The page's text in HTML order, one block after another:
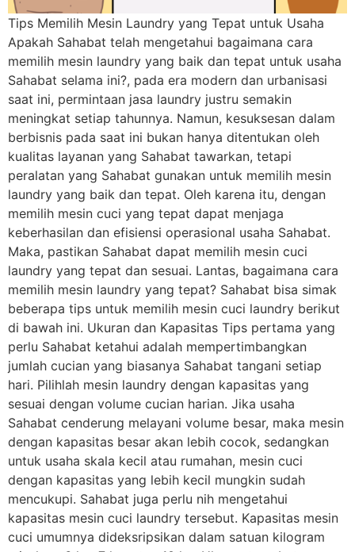
Tips Memilih Mesin Laundry yang Tepat untuk Usaha
Apakah Sahabat telah mengetahui bagaimana cara
memilih mesin laundry yang baik dan tepat untuk usaha
Sahabat selama ini?, pada era modern dan urbanisasi
saat ini, permintaan jasa laundry justru semakin
meningkat setiap tahunnya. Namun, kesuksesan dalam
berbisnis pada saat ini bukan hanya ditentukan oleh
kualitas layanan yang Sahabat tawarkan, tetapi
peralatan yang Sahabat gunakan untuk memilih mesin
laundry yang baik dan tepat. Oleh karena itu, dengan
memilih mesin cuci yang tepat dapat menjaga
keberhasilan dan efisiensi operasional usaha Sahabat.
Maka, pastikan Sahabat dapat memilih mesin cuci
laundry yang tepat dan sesuai. Lantas, bagaimana cara
memilih mesin laundry yang tepat? Sahabat bisa simak
beberapa tips untuk memilih mesin cuci laundry berikut
di bawah ini. Ukuran dan Kapasitas Tips pertama yang
perlu Sahabat ketahui adalah mempertimbangkan
jumlah cucian yang biasanya Sahabat tangani setiap
hari. Pilihlah mesin laundry dengan kapasitas yang
sesuai dengan volume cucian harian. Jika usaha
Sahabat cenderung melayani volume besar, maka mesin
dengan kapasitas besar akan lebih cocok, sedangkan
untuk usaha skala kecil atau rumahan, mesin cuci
dengan kapasitas yang lebih kecil mungkin sudah
mencukupi. Sahabat juga perlu nih mengetahui
kapasitas mesin cuci laundry tersebut. Kapasitas mesin
cuci umumnya dideksripsikan dalam satuan kilogram